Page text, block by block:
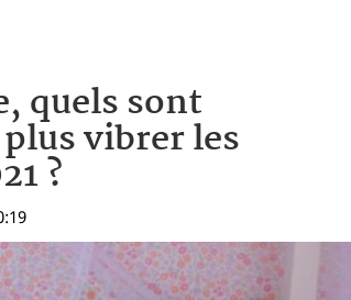
quels sont
vibrer les
?